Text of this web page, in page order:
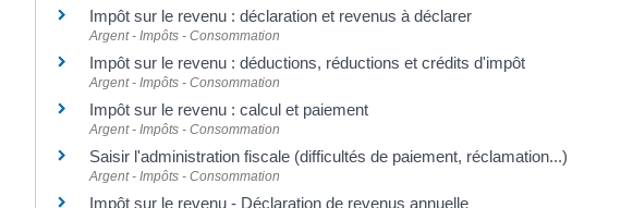
Impôt sur le revenu : déclaration et revenus à déclarer
Argent - Impôts - Consommation
Impôt sur le revenu : déductions, réductions et crédits d'impôt
Argent - Impôts - Consommation
Impôt sur le revenu : calcul et paiement
Argent - Impôts - Consommation
Saisir l'administration fiscale (difficultés de paiement, réclamation...)
Argent - Impôts - Consommation
Impôt sur le revenu - Déclaration de revenus annuelle